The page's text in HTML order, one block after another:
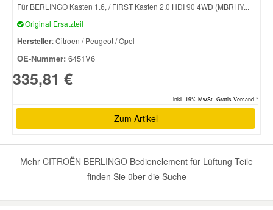
Für BERLINGO Kasten 1.6, / FIRST Kasten 2.0 HDI 90 4WD (MBRHY...
Original Ersatzteil
Hersteller: Citroen / Peugeot / Opel
OE-Nummer: 6451V6
335,81 €
inkl. 19% MwSt. Gratis Versand *
Zum Artikel
Mehr CITROËN BERLINGO Bedienelement für Lüftung Teile
finden Sie über die Suche